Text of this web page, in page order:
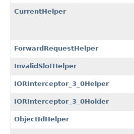
CurrentHelper
ForwardRequestHelper
InvalidSlotHelper
IORInterceptor_3_0Helper
IORInterceptor_3_0Holder
ObjectIdHelper